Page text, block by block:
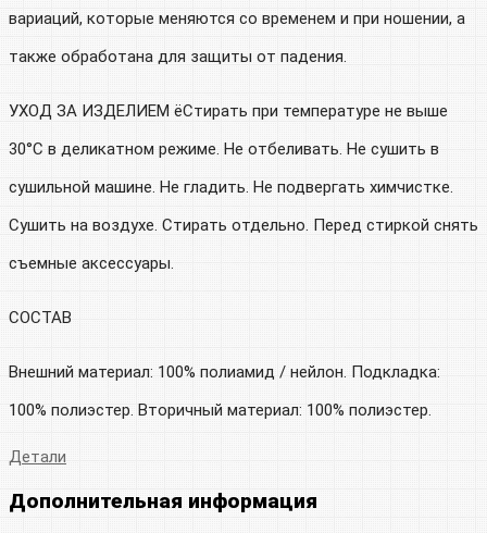
вариаций, которые меняются со временем и при ношении, а
также обработана для защиты от падения.
УХОД ЗА ИЗДЕЛИЕМ ёСтирать при температуре не выше
30°C в деликатном режиме. Не отбеливать. Не сушить в
сушильной машине. Не гладить. Не подвергать химчистке.
Сушить на воздухе. Стирать отдельно. Перед стиркой снять
съемные аксессуары.
СОСТАВ
Внешний материал: 100% полиамид / нейлон. Подкладка:
100% полиэстер. Вторичный материал: 100% полиэстер.
Детали
Дополнительная информация